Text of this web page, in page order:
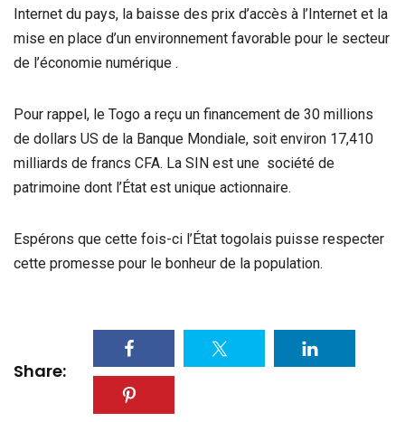
Internet du pays, la baisse des prix d’accès à l’Internet et la
mise en place d’un environnement favorable pour le secteur
de l’économie numérique .
Pour rappel, le Togo a reçu un financement de 30 millions
de dollars US de la Banque Mondiale, soit environ 17,410
milliards de francs CFA. La SIN est une société de
patrimoine dont l’État est unique actionnaire.
Espérons que cette fois-ci l’État togolais puisse respecter
cette promesse pour le bonheur de la population.
Share: